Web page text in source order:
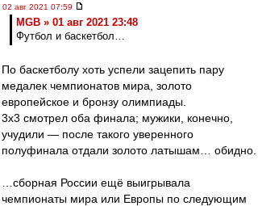
02 авг 2021 07:59
MGB » 01 авг 2021 23:48
Футбол и баскетбол…
По баскетболу хоть успели зацепить пару
медалек чемпионатов мира, золото
европейское и бронзу олимпиады.
3x3 смотрел оба финала; мужики, конечно,
учудили — после такого уверенного
полуфинала отдали золото латышам… обидно.
…сборная России ещё выигрывала
чемпионаты мира или Европы по следующим